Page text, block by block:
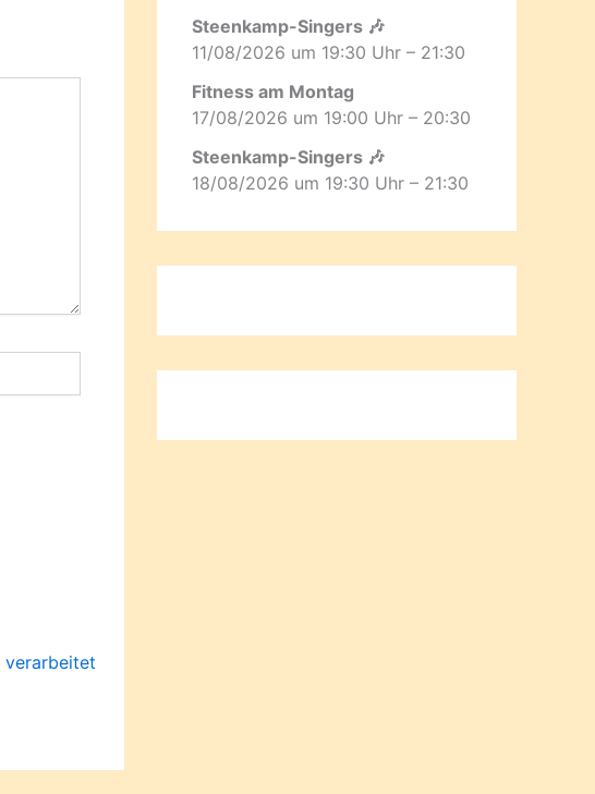
verarbeitet
Steenkamp-Singers 🎶
11/08/2026 um 19:30 Uhr – 21:30
Fitness am Montag
17/08/2026 um 19:00 Uhr – 20:30
Steenkamp-Singers 🎶
18/08/2026 um 19:30 Uhr – 21:30